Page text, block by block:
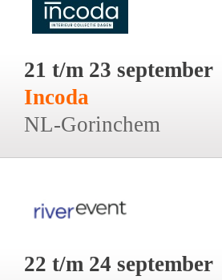
21 t/m 23 september
Incoda
NL-Gorinchem
22 t/m 24 september